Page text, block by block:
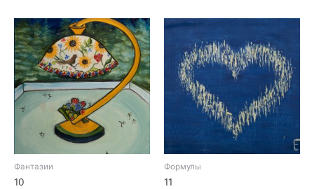
Фантазии
10
Формулы
11